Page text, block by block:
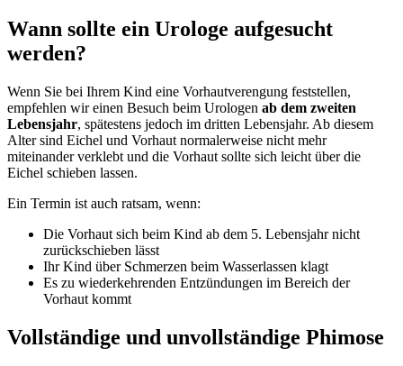
Wann sollte ein Urologe aufgesucht
werden?
Wenn Sie bei Ihrem Kind eine Vorhautverengung feststellen,
empfehlen wir einen Besuch beim Urologen ab dem zweiten
Lebensjahr, spätestens jedoch im dritten Lebensjahr. Ab diesem
Alter sind Eichel und Vorhaut normalerweise nicht mehr
miteinander verklebt und die Vorhaut sollte sich leicht über die
Eichel schieben lassen.
Ein Termin ist auch ratsam, wenn:
Die Vorhaut sich beim Kind ab dem 5. Lebensjahr nicht
zurückschieben lässt
Ihr Kind über Schmerzen beim Wasserlassen klagt
Es zu wiederkehrenden Entzündungen im Bereich der
Vorhaut kommt
Vollständige und unvollständige Phimose